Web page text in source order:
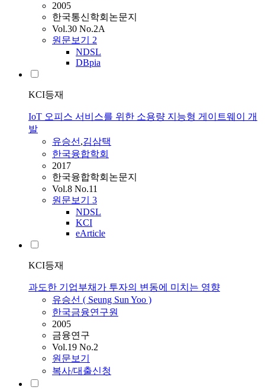
2005
한국통신학회논문지
Vol.30 No.2A
원문보기 2
NDSL
DBpia
KCI등재
IoT 오피스 서비스를 위한 소용량 지능형 게이트웨이 개
발
유승선,김삼택
한국융합학회
2017
한국융합학회논문지
Vol.8 No.11
원문보기 3
NDSL
KCI
eArticle
KCI등재
과도한 기업부채가 투자의 변동에 미치는 영향
유승선 ( Seung Sun Yoo )
한국금융연구원
2005
금융연구
Vol.19 No.2
원문보기
복사/대출신청